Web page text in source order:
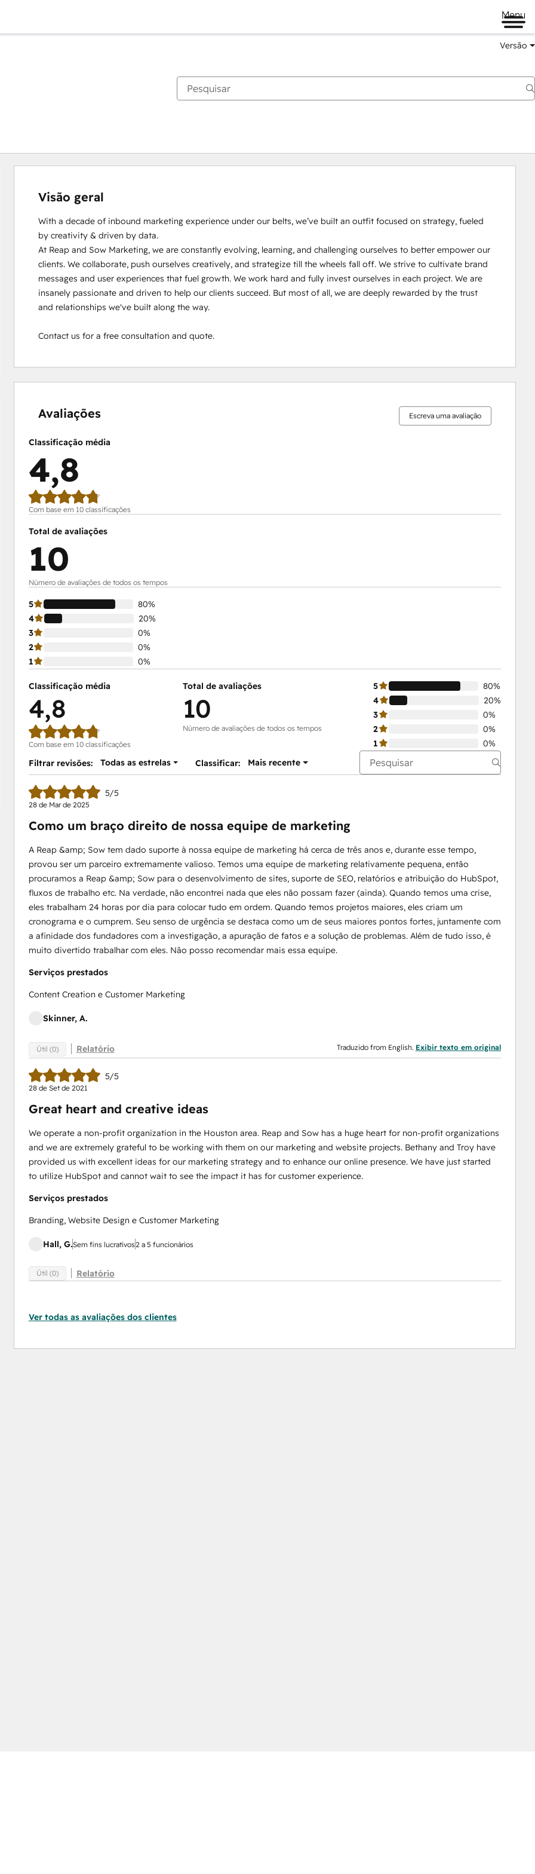
Menu
Versão
Visão geral
With a decade of inbound marketing experience under our belts, we’ve built an outfit focused on strategy, fueled
by creativity & driven by data.
At Reap and Sow Marketing, we are constantly evolving, learning, and challenging ourselves to better empower our
clients. We collaborate, push ourselves creatively, and strategize till the wheels fall off. We strive to cultivate brand
messages and user experiences that fuel growth. We work hard and fully invest ourselves in each project. We are
insanely passionate and driven to help our clients succeed. But most of all, we are deeply rewarded by the trust
and relationships we've built along the way.
Contact us for a free consultation and quote.
Avaliações Escreva uma avaliação
Classificação média
4,8
Com base em 10 classificações
Total de avaliações
10
Número de avaliações de todos os tempos
5
80%
4
20%
3
0%
2
0%
1
0%
Classificação média
4,8
Com base em 10 classificações
Total de avaliações
10
Número de avaliações de todos os tempos
5
80%
4
20%
3
0%
2
0%
1
0%
Filtrar revisões:
Todas as estrelas Classificar: Mais recente
5/5
28 de Mar de 2025
Como um braço direito de nossa equipe de marketing
A Reap &amp; Sow tem dado suporte à nossa equipe de marketing há cerca de três anos e, durante esse tempo,
provou ser um parceiro extremamente valioso. Temos uma equipe de marketing relativamente pequena, então
procuramos a Reap &amp; Sow para o desenvolvimento de sites, suporte de SEO, relatórios e atribuição do HubSpot,
fluxos de trabalho etc. Na verdade, não encontrei nada que eles não possam fazer (ainda). Quando temos uma crise,
eles trabalham 24 horas por dia para colocar tudo em ordem. Quando temos projetos maiores, eles criam um
cronograma e o cumprem. Seu senso de urgência se destaca como um de seus maiores pontos fortes, juntamente com
a afinidade dos fundadores com a investigação, a apuração de fatos e a solução de problemas. Além de tudo isso, é
muito divertido trabalhar com eles. Não posso recomendar mais essa equipe.
Serviços prestados
Content Creation e Customer Marketing
Skinner, A.
Útil (0) Relatório Traduzido from English. Exibir texto em original
5/5
28 de Set de 2021
Great heart and creative ideas
We operate a non-profit organization in the Houston area. Reap and Sow has a huge heart for non-profit organizations
and we are extremely grateful to be working with them on our marketing and website projects. Bethany and Troy have
provided us with excellent ideas for our marketing strategy and to enhance our online presence. We have just started
to utilize HubSpot and cannot wait to see the impact it has for customer experience.
Serviços prestados
Branding, Website Design e Customer Marketing
Hall, G.Sem fins lucrativos2 a 5 funcionários
Útil (0) Relatório
Ver todas as avaliações dos clientes